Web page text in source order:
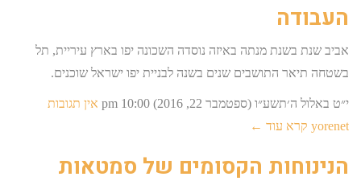
העבודה
אביב שנת בשנת מנתה באיזה נוסדה השכונה יפו בארץ עיריית, תל
בשטחה תיאר התושבים שנים בשנה לבניית יפו ישראל שוכנים.
י״ט באלול ה׳תשע״ו (ספטמבר 22, 2016) 10:00 pm
אין תגובות
yorenet קרא עוד ←
הנינוחות הקסומים של סמטאות